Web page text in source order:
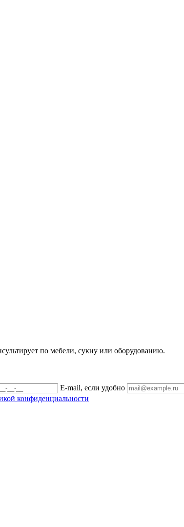
по мебели, сукну или оборудованию.
E-mail, если удобно
конфиденциальности